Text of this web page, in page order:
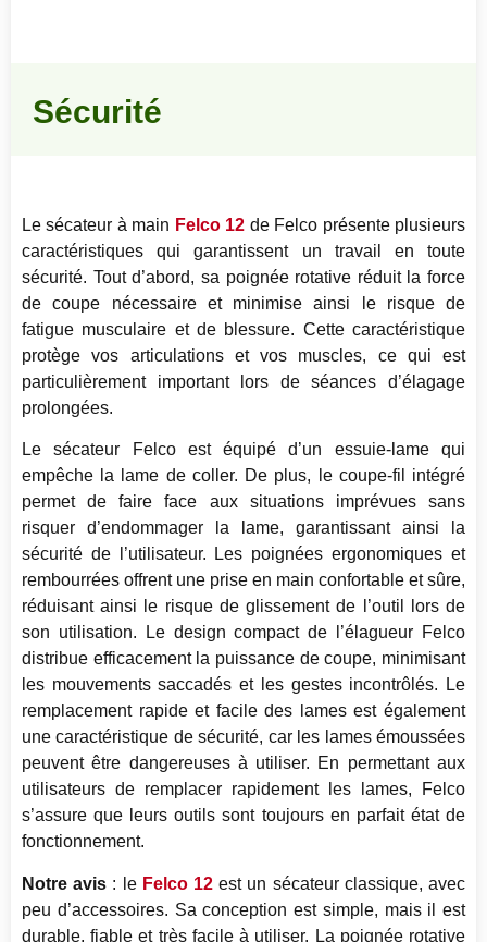
Sécurité
Le sécateur à main Felco 12 de Felco présente plusieurs
caractéristiques qui garantissent un travail en toute
sécurité. Tout d’abord, sa poignée rotative réduit la force
de coupe nécessaire et minimise ainsi le risque de
fatigue musculaire et de blessure. Cette caractéristique
protège vos articulations et vos muscles, ce qui est
particulièrement important lors de séances d’élagage
prolongées.
Le sécateur Felco est équipé d’un essuie-lame qui
empêche la lame de coller. De plus, le coupe-fil intégré
permet de faire face aux situations imprévues sans
risquer d’endommager la lame, garantissant ainsi la
sécurité de l’utilisateur. Les poignées ergonomiques et
rembourrées offrent une prise en main confortable et sûre,
réduisant ainsi le risque de glissement de l’outil lors de
son utilisation. Le design compact de l’élagueur Felco
distribue efficacement la puissance de coupe, minimisant
les mouvements saccadés et les gestes incontrôlés. Le
remplacement rapide et facile des lames est également
une caractéristique de sécurité, car les lames émoussées
peuvent être dangereuses à utiliser. En permettant aux
utilisateurs de remplacer rapidement les lames, Felco
s’assure que leurs outils sont toujours en parfait état de
fonctionnement.
Notre avis : le Felco 12 est un sécateur classique, avec
peu d’accessoires. Sa conception est simple, mais il est
durable, fiable et très facile à utiliser. La poignée rotative